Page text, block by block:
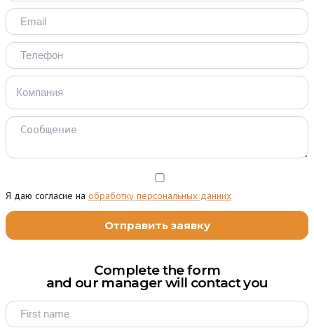
Я даю согласие на обработку персональных данних
Complete the form
and our manager will contact you